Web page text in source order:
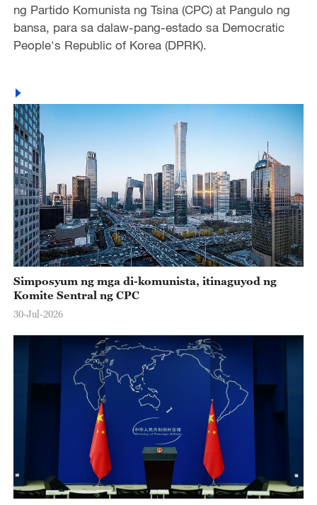
ng Partido Komunista ng Tsina (CPC) at Pangulo ng
bansa, para sa dalaw-pang-estado sa Democratic
People's Republic of Korea (DPRK).
Simposyum ng mga di-komunista, itinaguyod ng
Komite Sentral ng CPC
30-Jul-2026